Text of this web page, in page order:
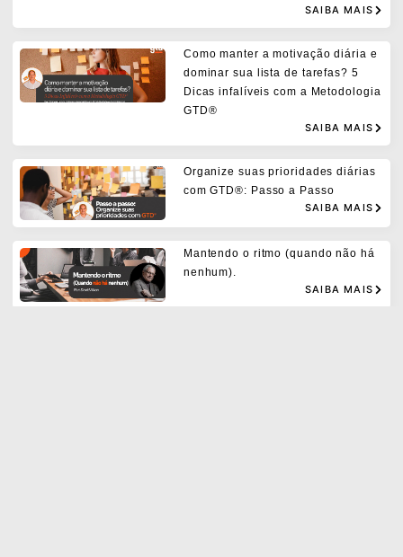
SAIBA MAIS
Como manter a motivação diária e
dominar sua lista de tarefas? 5
Dicas infalíveis com a Metodologia
GTD®
SAIBA MAIS
Organize suas prioridades diárias
com GTD®: Passo a Passo
SAIBA MAIS
Mantendo o ritmo (quando não há
nenhum).
SAIBA MAIS